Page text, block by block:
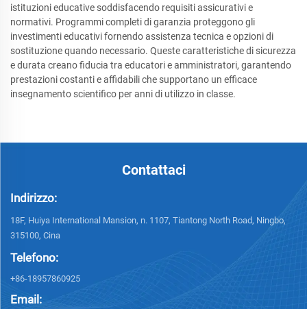
istituzioni educative soddisfacendo requisiti assicurativi e
normativi. Programmi completi di garanzia proteggono gli
investimenti educativi fornendo assistenza tecnica e opzioni di
sostituzione quando necessario. Queste caratteristiche di sicurezza
e durata creano fiducia tra educatori e amministratori, garantendo
prestazioni costanti e affidabili che supportano un efficace
insegnamento scientifico per anni di utilizzo in classe.
Contattaci
Indirizzo:
18F, Huiya International Mansion, n. 1107, Tiantong North Road, Ningbo,
315100, Cina
Telefono:
+86-18957860925
Email: